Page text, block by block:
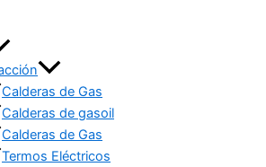
Calderas de Gas
Calderas de gasoil
Calderas de Gas
Termos Eléctricos